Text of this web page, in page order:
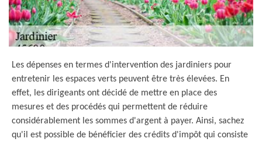
Les dépenses en termes d'intervention des jardiniers pour
entretenir les espaces verts peuvent être très élevées. En
effet, les dirigeants ont décidé de mettre en place des
mesures et des procédés qui permettent de réduire
considérablement les sommes d'argent à payer. Ainsi, sachez
qu'il est possible de bénéficier des crédits d'impôt qui consiste